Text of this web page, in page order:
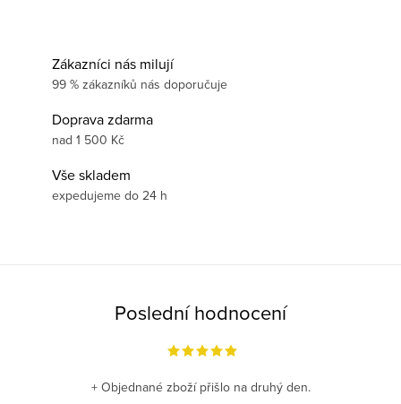
Zákazníci nás milují
99 % zákazníků nás doporučuje
Doprava zdarma
nad 1 500 Kč
Vše skladem
expedujeme do 24 h
Poslední hodnocení
+ Objednané zboží přišlo na druhý den.